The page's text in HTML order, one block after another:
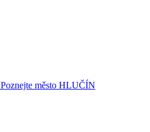
Poznejte město HLUČÍN